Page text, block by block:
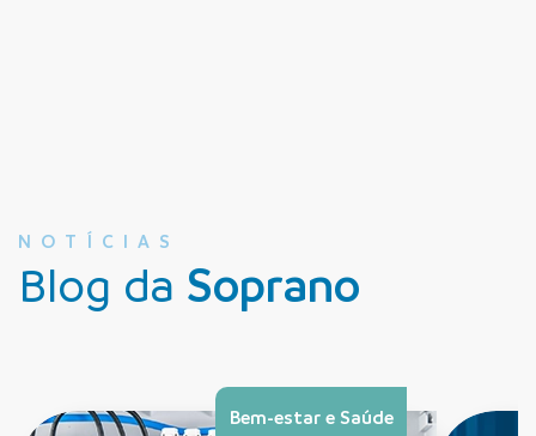
NOTÍCIAS
Blog da Soprano
Bem-estar e Saúde